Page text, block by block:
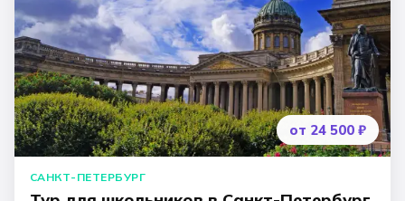
от 24 500 ₽
САНКТ-ПЕТЕРБУРГ